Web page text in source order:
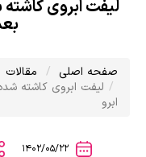
لیفت ابروی
صفحه اصلی مقالات
لیفت ابروی کاشته
ابرو